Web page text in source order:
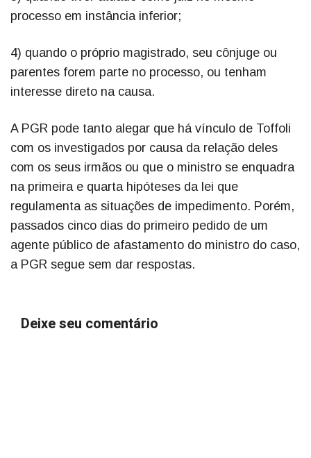
processo em instância inferior;
4) quando o próprio magistrado, seu cônjuge ou
parentes forem parte no processo, ou tenham
interesse direto na causa.
A PGR pode tanto alegar que há vínculo de Toffoli
com os investigados por causa da relação deles
com os seus irmãos ou que o ministro se enquadra
na primeira e quarta hipóteses da lei que
regulamenta as situações de impedimento. Porém,
passados cinco dias do primeiro pedido de um
agente público de afastamento do ministro do caso,
a PGR segue sem dar respostas.
Deixe seu comentário